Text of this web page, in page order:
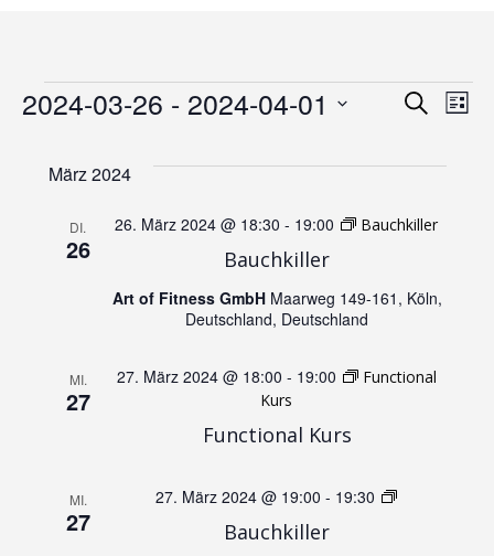
Veranstaltungen
V
e
r
n
s
SucheV
Liste
2024-03-26 - 2024-04-01
wählen.
März 2024
DI.
26 Bauchkiller
26. März 2024 @ 18:30 - 19:00 Bauchkiller
Art of Fitness GmbH Maarweg 149-161, Köln,
Deutschland, Deutschland
MI.
27
Functional Kurs
27. März 2024 @ 18:00 - 19:00
Functional
Kurs
MI.
27 Bauchkiller
27. März 2024 @ 19:00 - 19:30 Jumping